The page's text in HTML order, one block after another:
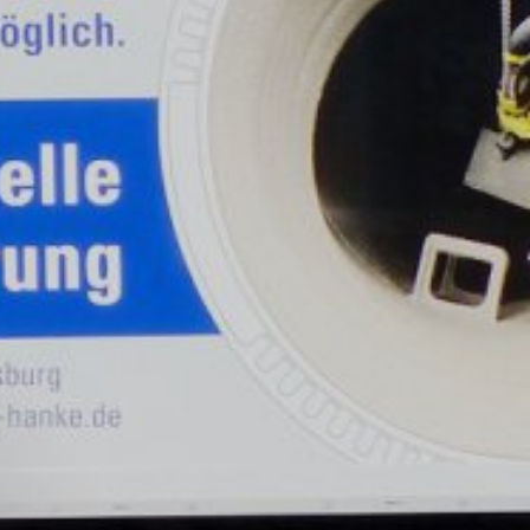
Adresse) an Google sowie die
Plugin herunterladen und
Es wird ein Opt-Out-Cookie gesetzt,
von Google:https://support.google.c
der deutschen
901 Cherry Ave., San Bruno, CA
zu den Servern von YouTube
YouTube-Account eingeloggt
verhindern, indem Sie sich aus Ihrem